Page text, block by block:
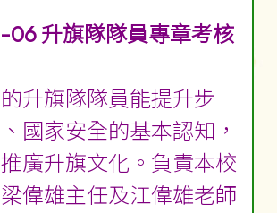
升旗隊隊員專章考核
升旗隊隊員能提升步
國家安全的基本認知，
廣升旗文化。負責本校
偉雄主任及江偉雄老師